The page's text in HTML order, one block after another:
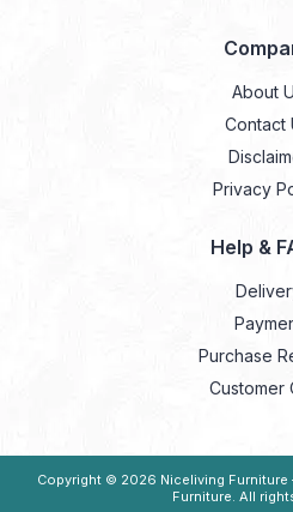
About
Contact
Privacy
Help &
Purchase
Customer
Copyright © 2026 Niceliving Furniture
Furniture. All